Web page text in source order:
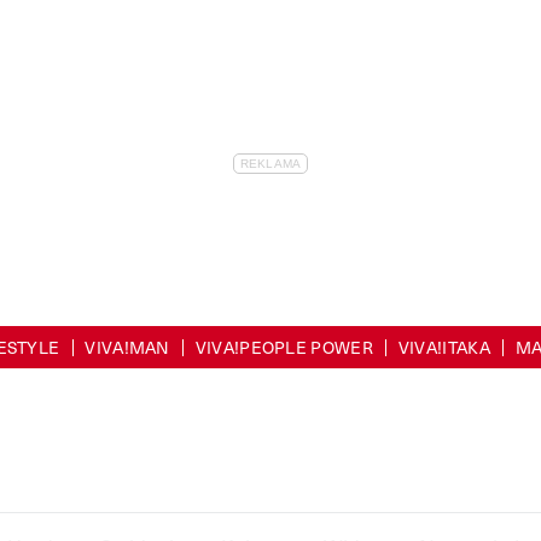
VIVA!MAN VIVA!PEOPLE POWER VIVA!ITAKA